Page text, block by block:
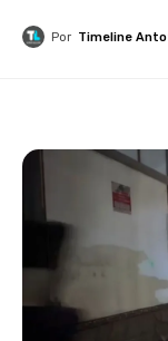
Por Timeline